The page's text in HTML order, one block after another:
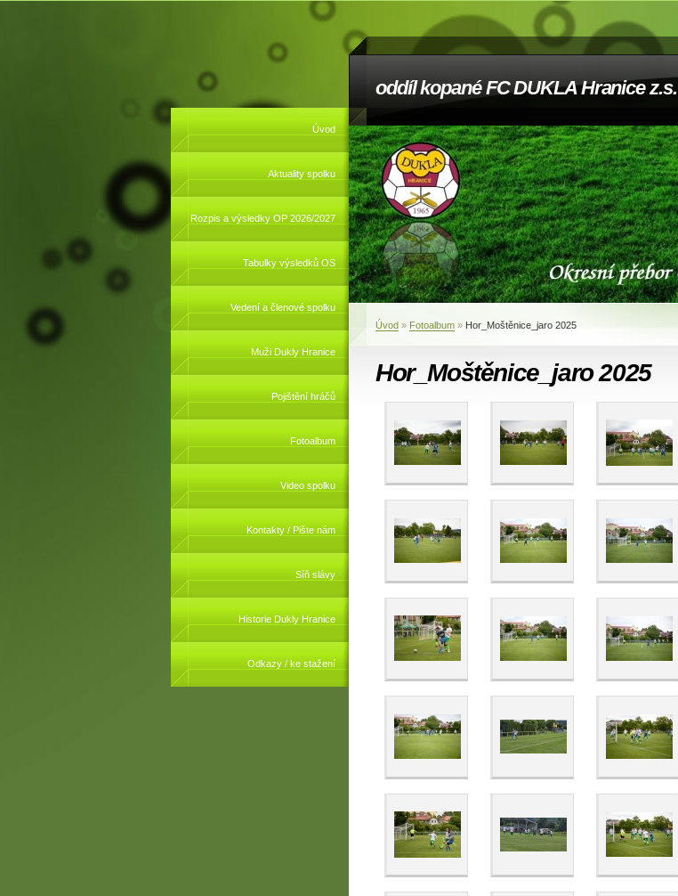
oddíl kopané FC DUKLA Hranice z.s.
Úvod
Aktuality spolku
Rozpis a výsledky OP 2026/2027
Tabulky výsledků OS
Vedení a členové spolku
Muži Dukly Hranice
Pojištění hráčů
Fotoalbum
Video spolku
Kontakty / Pište nám
Síň slávy
Historie Dukly Hranice
Odkazy / ke stažení
Úvod » Fotoalbum » Hor_Moštěnice_jaro 2025
Hor_Moštěnice_jaro 2025